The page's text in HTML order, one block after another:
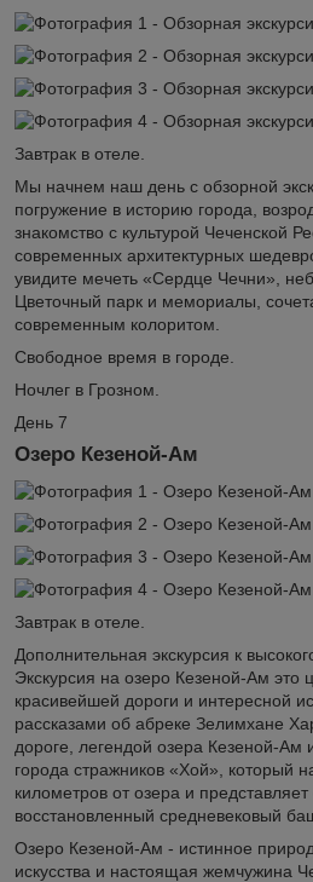
Завтрак в отеле.
Мы начнем наш день с обзорной
погружение в историю города,
знакомство с культурой Чеченской
современных архитектурных
увидите мечеть «Сердце Чечни»,
Цветочный парк и мемориалы,
современным колоритом.
Свободное время в городе.
Ночлег в Грозном.
День 7
Озеро Кезеной-Ам
Завтрак в отеле.
Дополнительная экскурсия к
Экскурсия на озеро Кезеной-Ам это
красивейшей дороги и интересной
рассказами об абреке Зелимхане
дороге, легендой озера Кезеной-
города стражников «Хой», который
километров от озера и
восстановленный средневековый
Озеро Кезеной-Ам - истинное
искусства и настоящая жемчужина